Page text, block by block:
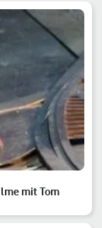
mit Tom